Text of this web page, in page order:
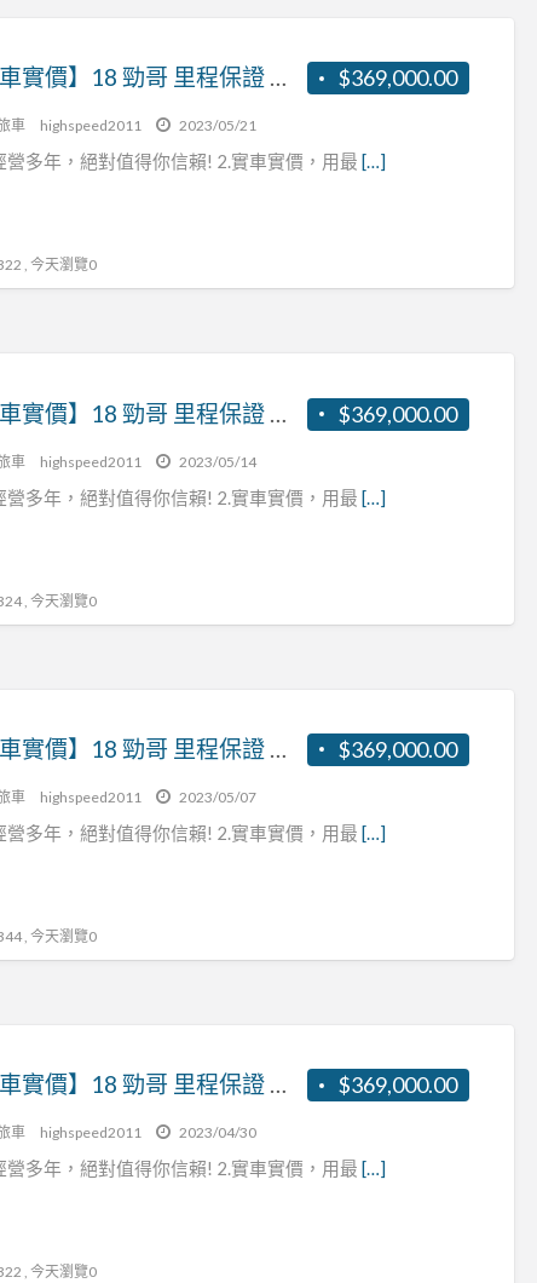
$369,000.00
【實車實價】18 勁哥 里程保證 可認證 客貨兩用 張R:0937160499
車 highspeed2011 2023/05/21
營多年，絕對值得你信賴! 2.實車實價，用最 […]
, 今天瀏覽0
$369,000.00
車 highspeed2011 2023/05/14
營多年，絕對值得你信賴! 2.實車實價，用最 […]
, 今天瀏覽0
$369,000.00
【實車實價】18 勁哥 里程保證 可認證 客貨兩用 張R:0937160499
車 highspeed2011 2023/05/07
營多年，絕對值得你信賴! 2.實車實價，用最 […]
, 今天瀏覽0
$369,000.00
【實車實價】18 勁哥 里程保證 可認證 客貨兩用 張R:0937160499
車 highspeed2011 2023/04/30
營多年，絕對值得你信賴! 2.實車實價，用最 […]
, 今天瀏覽0